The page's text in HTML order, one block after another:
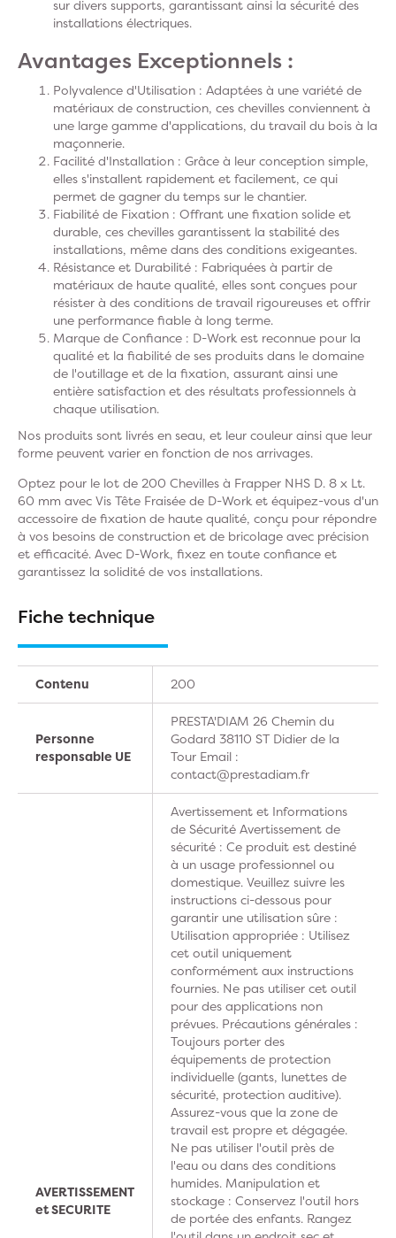
sur divers supports, garantissant ainsi la sécurité des
installations électriques.
Avantages Exceptionnels :
Polyvalence d'Utilisation : Adaptées à une variété de
matériaux de construction, ces chevilles conviennent à
une large gamme d'applications, du travail du bois à la
maçonnerie.
Facilité d'Installation : Grâce à leur conception simple,
elles s'installent rapidement et facilement, ce qui
permet de gagner du temps sur le chantier.
Fiabilité de Fixation : Offrant une fixation solide et
durable, ces chevilles garantissent la stabilité des
installations, même dans des conditions exigeantes.
Résistance et Durabilité : Fabriquées à partir de
matériaux de haute qualité, elles sont conçues pour
résister à des conditions de travail rigoureuses et offrir
une performance fiable à long terme.
Marque de Confiance : D-Work est reconnue pour la
qualité et la fiabilité de ses produits dans le domaine
de l'outillage et de la fixation, assurant ainsi une
entière satisfaction et des résultats professionnels à
chaque utilisation.
Nos produits sont livrés en seau, et leur couleur ainsi que leur
forme peuvent varier en fonction de nos arrivages.
Optez pour le lot de 200 Chevilles à Frapper NHS D. 8 x Lt.
60 mm avec Vis Tête Fraisée de D-Work et équipez-vous d'un
accessoire de fixation de haute qualité, conçu pour répondre
à vos besoins de construction et de bricolage avec précision
et efficacité. Avec D-Work, fixez en toute confiance et
garantissez la solidité de vos installations.
Fiche technique
Contenu 200
Personne
responsable UE
PRESTA'DIAM 26 Chemin du
Godard 38110 ST Didier de la
Tour Email :
contact@prestadiam.fr
AVERTISSEMENT
et SECURITE
Avertissement et Informations
de Sécurité Avertissement de
sécurité : Ce produit est destiné
à un usage professionnel ou
domestique. Veuillez suivre les
instructions ci-dessous pour
garantir une utilisation sûre :
Utilisation appropriée : Utilisez
cet outil uniquement
conformément aux instructions
fournies. Ne pas utiliser cet outil
pour des applications non
prévues. Précautions générales :
Toujours porter des
équipements de protection
individuelle (gants, lunettes de
sécurité, protection auditive).
Assurez-vous que la zone de
travail est propre et dégagée.
Ne pas utiliser l'outil près de
l'eau ou dans des conditions
humides. Manipulation et
stockage : Conservez l'outil hors
de portée des enfants. Rangez